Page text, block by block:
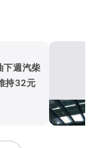
下週汽柴
持32元